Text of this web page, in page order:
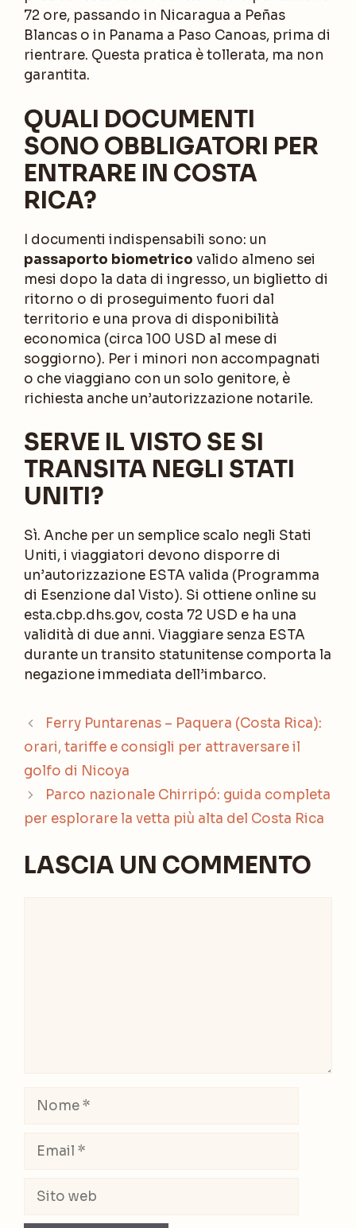
72 ore, passando in Nicaragua a Peñas
Blancas o in Panama a Paso Canoas, prima di
rientrare. Questa pratica è tollerata, ma non
garantita.
QUALI DOCUMENTI
SONO OBBLIGATORI PER
ENTRARE IN COSTA
RICA?
I documenti indispensabili sono: un
passaporto biometrico valido almeno sei
mesi dopo la data di ingresso, un biglietto di
ritorno o di proseguimento fuori dal
territorio e una prova di disponibilità
economica (circa 100 USD al mese di
soggiorno). Per i minori non accompagnati
o che viaggiano con un solo genitore, è
richiesta anche un’autorizzazione notarile.
SERVE IL VISTO SE SI
TRANSITA NEGLI STATI
UNITI?
Sì. Anche per un semplice scalo negli Stati
Uniti, i viaggiatori devono disporre di
un’autorizzazione ESTA valida (Programma
di Esenzione dal Visto). Si ottiene online su
esta.cbp.dhs.gov, costa 72 USD e ha una
validità di due anni. Viaggiare senza ESTA
durante un transito statunitense comporta la
negazione immediata dell’imbarco.
Ferry Puntarenas – Paquera (Costa Rica):
orari, tariffe e consigli per attraversare il
golfo di Nicoya
Parco nazionale Chirripó: guida completa
per esplorare la vetta più alta del Costa Rica
LASCIA UN COMMENTO
Nome
Email
Sito